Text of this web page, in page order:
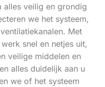
alles veilig en grondig
we het systeem,
Met
snel en netjes uit,
veilige middelen en
alles duidelijk aan u
we of het systeem